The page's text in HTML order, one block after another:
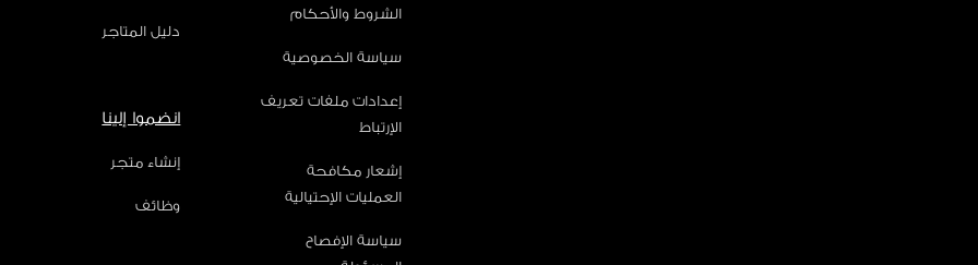
الشروط والأحكام
سياسة الخصوصية
إعدادات ملفات تعريف
الإرتباط
إشعار مكافحة
العمليات الإحتيالية
سياسة الإفصاح
دليل المتاجر
انضموا إلينا
إنشاء متجر
وظائف